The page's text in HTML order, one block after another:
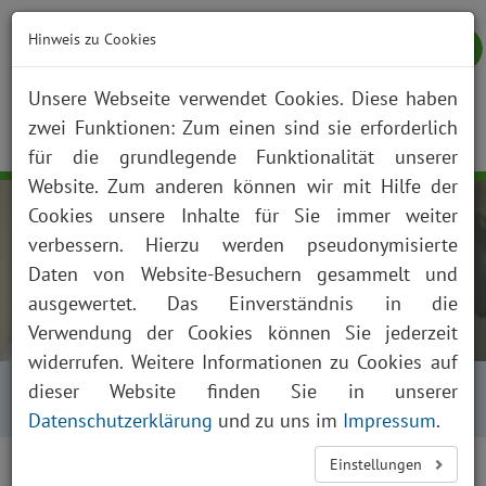
NOTFALL KONTAKT ANFAHRT JOBS SUCHE
Startseite Über uns
Aktuelles
Presse und News
Aktuelles Detailansicht
Hinweis zu Cookies
Unsere Webseite verwendet Cookies. Diese haben
zwei Funktionen: Zum einen sind sie erforderlich
für die grundlegende Funktionalität unserer
Website. Zum anderen können wir mit Hilfe der
Cookies unsere Inhalte für Sie immer weiter
verbessern. Hierzu werden pseudonymisierte
Daten von Website-Besuchern gesammelt und
ausgewertet. Das Einverständnis in die
Verwendung der Cookies können Sie jederzeit
widerrufen. Weitere Informationen zu Cookies auf
dieser Website finden Sie in unserer
Datenschutzerklärung und zu uns im Impressum.
Einstellungen